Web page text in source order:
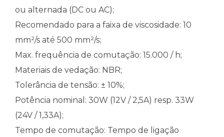
ou alternada (DC ou AC);
Recomendado para a faixa de viscosidade: 10
mm²/s até 500 mm²/s;
Max. frequência de comutação: 15.000 / h;
Materiais de vedação: NBR;
Tolerância de tensão: ± 10%;
Potência nominal: 30W (12V / 2,5A) resp. 33W
(24V / 1,33A);
Tempo de comutação: Tempo de ligação